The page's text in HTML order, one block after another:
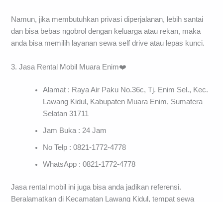
Namun, jika membutuhkan privasi diperjalanan, lebih santai
dan bisa bebas ngobrol dengan keluarga atau rekan, maka
anda bisa memilih layanan sewa self drive atau lepas kunci.
3. Jasa Rental Mobil Muara Enim❤️
Alamat : Raya Air Paku No.36c, Tj. Enim Sel., Kec.
Lawang Kidul, Kabupaten Muara Enim, Sumatera
Selatan 31711
Jam Buka : 24 Jam
No Telp : 0821-1772-4778
WhatsApp : 0821-1772-4778
Jasa rental mobil ini juga bisa anda jadikan referensi.
Beralamatkan di Kecamatan Lawang Kidul, tempat sewa